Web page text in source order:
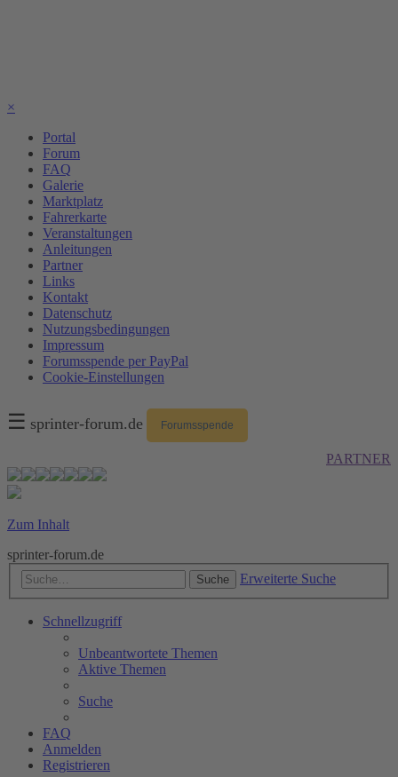
×
Portal
Forum
FAQ
Galerie
Marktplatz
Fahrerkarte
Veranstaltungen
Anleitungen
Partner
Links
Kontakt
Datenschutz
Nutzungsbedingungen
Impressum
Forumsspende per PayPal
Cookie-Einstellungen
☰ sprinter-forum.de Forumsspende
PARTNER
Zum Inhalt
sprinter-forum.de
Suche Erweiterte Suche
Schnellzugriff
Unbeantwortete Themen
Aktive Themen
Suche
FAQ
Anmelden
Registrieren